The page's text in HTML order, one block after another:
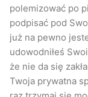
polemizować po
podpisać pod
już na pewno
udowodniłeś
że nie da się
Twoja prywatna